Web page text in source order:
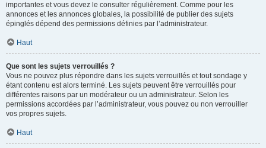
importantes et vous devez le consulter régulièrement. Comme pour les
annonces et les annonces globales, la possibilité de publier des sujets
épinglés dépend des permissions définies par l’administrateur.
Haut
Que sont les sujets verrouillés ?
Vous ne pouvez plus répondre dans les sujets verrouillés et tout sondage y
étant contenu est alors terminé. Les sujets peuvent être verrouillés pour
différentes raisons par un modérateur ou un administrateur. Selon les
permissions accordées par l’administrateur, vous pouvez ou non verrouiller
vos propres sujets.
Haut